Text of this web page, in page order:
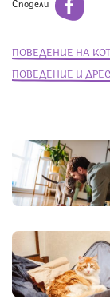
Сподели
ПОВЕДЕНИЕ НА
ПОВЕДЕНИЕ И